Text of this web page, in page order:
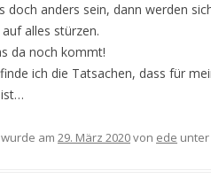
doch anders sein, dann werden
alles stürzen.
da noch kommt!
ich die Tatsachen, dass für
am 29. März 2020von ede unter